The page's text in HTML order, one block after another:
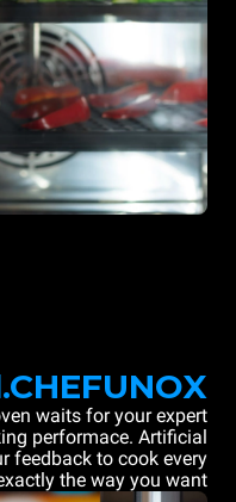
waits for your expert
performace. Artificial
feedback to cook every
the way you want.